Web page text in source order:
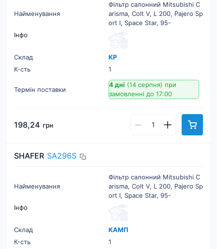
Найменування
Фільтр салонний Mitsubishi C
arisma, Colt V, L 200, Pajero Sp
ort I, Space Star, 95-
Інфо
Склад
КР
К-cть
1
Термін поставки
4 дні (14 серпня) при
замовленні до 17:00
198,24 грн
SHAFER SA296S
Найменування
Фільтр салонний Mitsubishi C
arisma, Colt V, L 200, Pajero Sp
ort I, Space Star, 95-
Інфо
Склад
КАМП
К-cть
1